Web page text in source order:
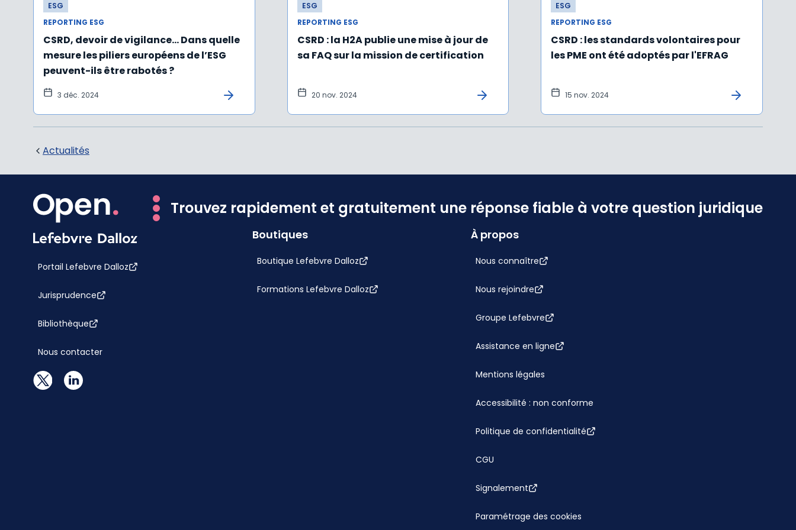
ESG
REPORTING ESG
CSRD, devoir de vigilance… Dans quelle
mesure les piliers européens de l’ESG
peuvent-ils être rabotés ?
3 déc. 2024
ESG
REPORTING ESG
CSRD : la H2A publie une mise à jour de
sa FAQ sur la mission de certification
20 nov. 2024
ESG
REPORTING ESG
CSRD : les standards volontaires pour
les PME ont été adoptés par l'EFRAG
15 nov. 2024
Actualités
Trouvez rapidement et gratuitement une réponse fiable à votre question juridique
Portail Lefebvre Dalloz
Jurisprudence
Bibliothèque
Nous contacter
Boutiques
Boutique Lefebvre Dalloz
Formations Lefebvre Dalloz
À propos
Nous connaître
Nous rejoindre
Groupe Lefebvre
Assistance en ligne
Mentions légales
Accessibilité : non conforme
Politique de confidentialité
CGU
Signalement
Paramétrage des cookies